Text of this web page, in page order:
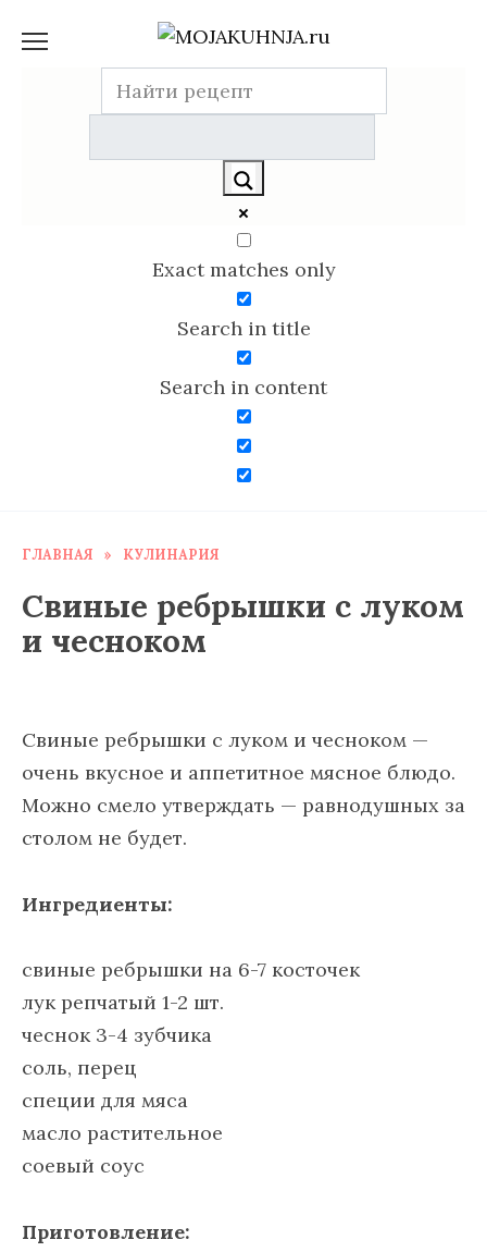
содержанию
Exact matches only
Search in title
Search in content
ГЛАВНАЯ » КУЛИНАРИЯ
Свиные ребрышки с луком
и чесноком
Свиные ребрышки с луком и чесноком —
очень вкусное и аппетитное мясное блюдо.
Можно смело утверждать — равнодушных за
столом не будет.
Ингредиенты:
свиные ребрышки на 6-7 косточек
лук репчатый 1-2 шт.
чеснок 3-4 зубчика
соль, перец
специи для мяса
масло растительное
соевый соус
Приготовление: